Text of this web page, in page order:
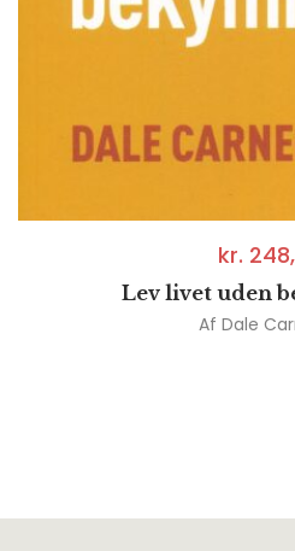
kr.
Lev livet uden
Af Dale